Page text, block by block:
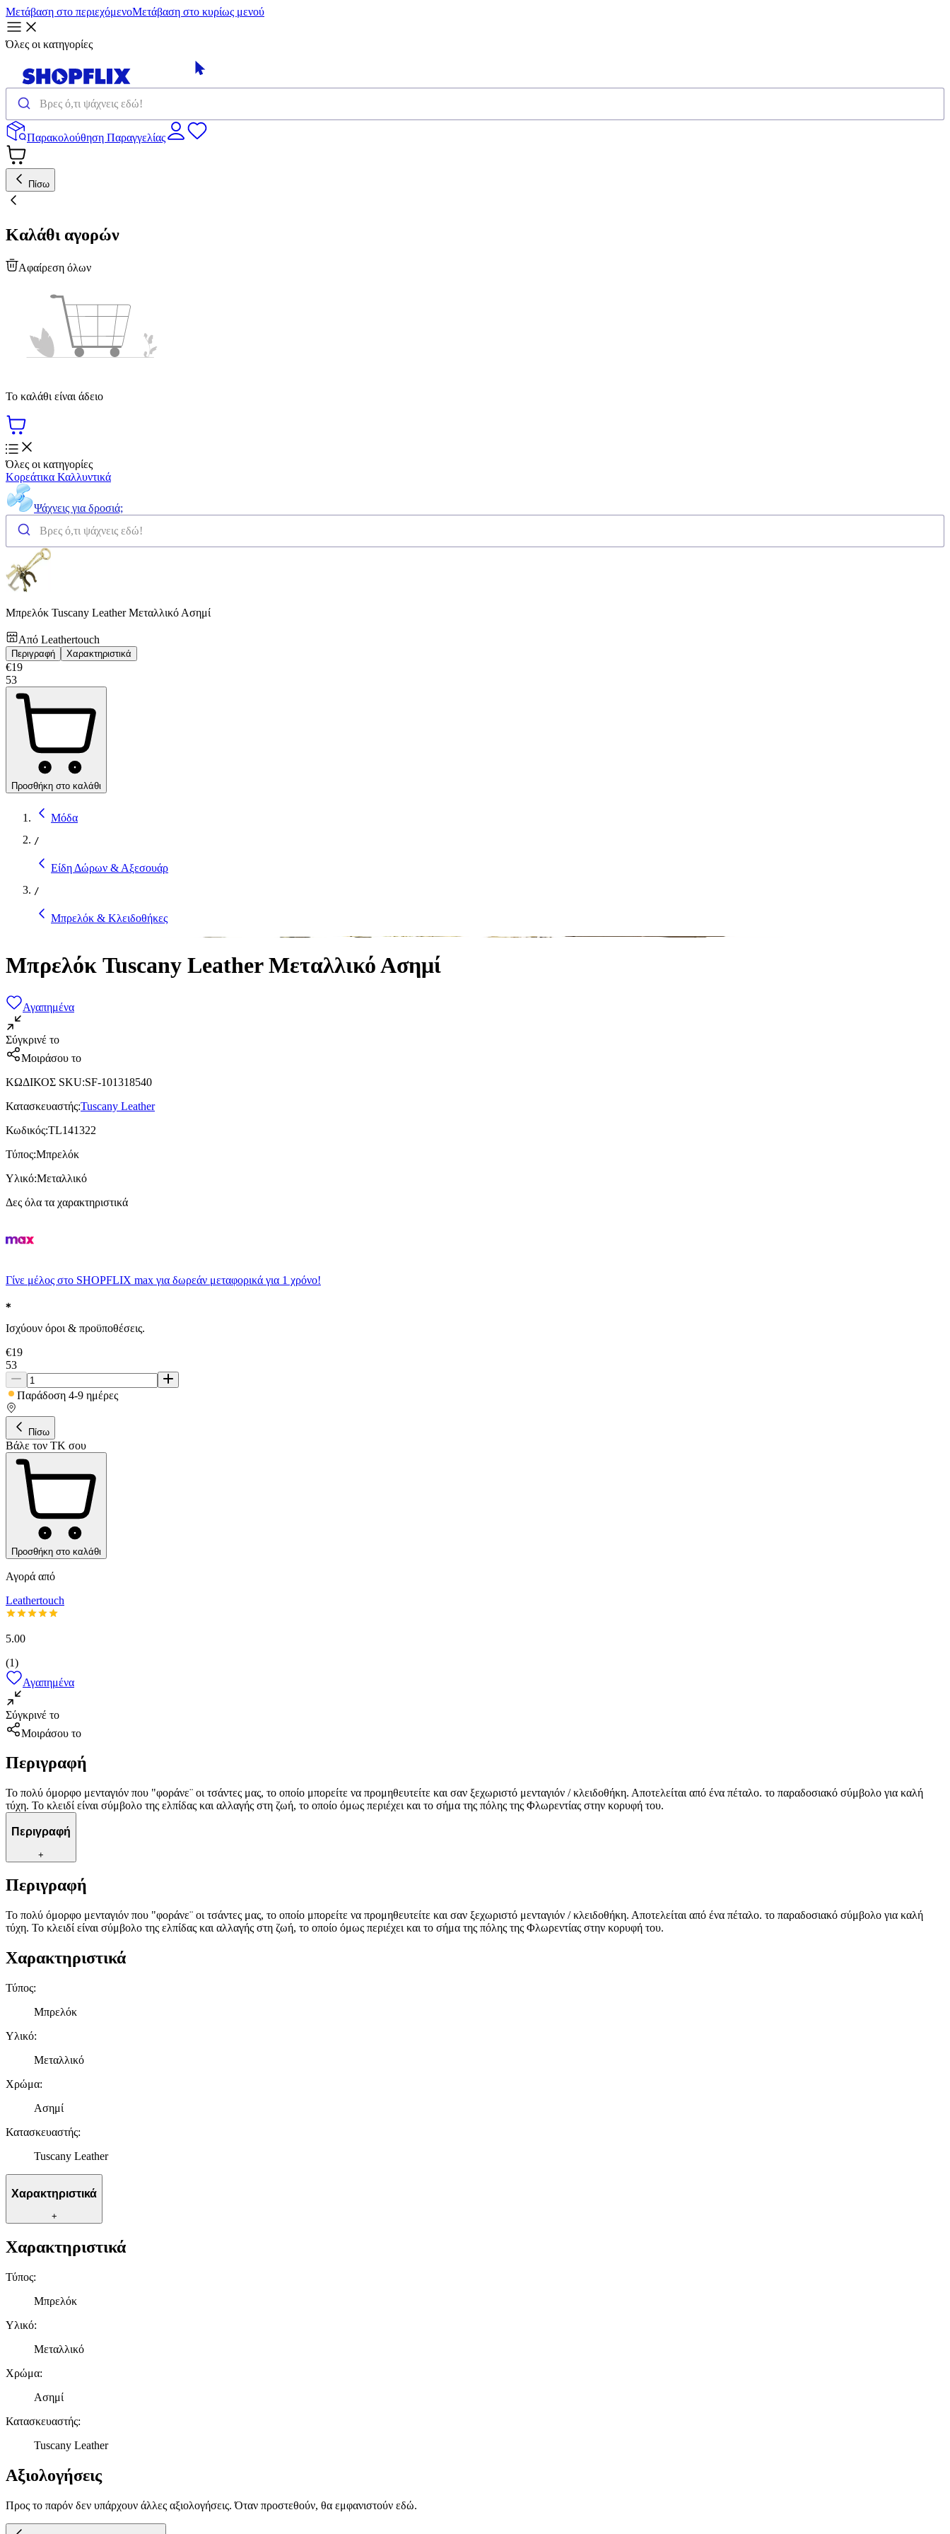
Μετάβαση στο περιεχόμενοΜετάβαση στο κυρίως μενού
Όλες οι κατηγορίες
Παρακολούθηση Παραγγελίας
Πίσω
Καλάθι αγορών
Αφαίρεση όλων
Το καλάθι είναι άδειο
Όλες οι κατηγορίες
Κορεάτικα Καλλυντικά
Ψάχνεις για δροσιά;
Μπρελόκ Tuscany Leather Μεταλλικό Ασημί
Από Leathertouch
Περιγραφή Χαρακτηριστικά
€19
53
Προσθήκη στο καλάθι
Μόδα
/
Είδη Δώρων & Αξεσουάρ
/
Μπρελόκ & Κλειδοθήκες
Μπρελόκ Tuscany Leather Μεταλλικό Ασημί
Αγαπημένα
Σύγκρινέ το
Μοιράσου το
ΚΩΔΙΚΟΣ SKU:SF-101318540
Κατασκευαστής:Tuscany Leather
Κωδικός:TL141322
Τύπος:Μπρελόκ
Υλικό:Μεταλλικό
Δες όλα τα χαρακτηριστικά
Γίνε μέλος στο SHOPFLIX max για δωρεάν μεταφορικά για 1 χρόνο!
Ισχύουν όροι & προϋποθέσεις.
€19
53
Παράδοση 4-9 ημέρες
Πίσω
Βάλε τον ΤΚ σου
Προσθήκη στο καλάθι
Αγορά από
Leathertouch
5.00
(1)
Αγαπημένα
Σύγκρινέ το
Μοιράσου το
Περιγραφή
To πολύ όμορφο μενταγιόν που "φοράνε¨ οι τσάντες μας, το οποίο μπορείτε να προμηθευτείτε και σαν ξεχωριστό μενταγιόν / κλειδοθήκη. Αποτελείται από ένα πέταλο. το παραδοσιακό σύμβολο για καλή
τύχη. Το κλειδί είναι σύμβολο της ελπίδας και αλλαγής στη ζωή, το οποίο όμως περιέχει και το σήμα της πόλης της Φλωρεντίας στην κορυφή του.
Περιγραφή
+
Περιγραφή
To πολύ όμορφο μενταγιόν που "φοράνε¨ οι τσάντες μας, το οποίο μπορείτε να προμηθευτείτε και σαν ξεχωριστό μενταγιόν / κλειδοθήκη. Αποτελείται από ένα πέταλο. το παραδοσιακό σύμβολο για καλή
τύχη. Το κλειδί είναι σύμβολο της ελπίδας και αλλαγής στη ζωή, το οποίο όμως περιέχει και το σήμα της πόλης της Φλωρεντίας στην κορυφή του.
Χαρακτηριστικά
Τύπος:
Μπρελόκ
Υλικό:
Μεταλλικό
Χρώμα:
Ασημί
Κατασκευαστής:
Tuscany Leather
Χαρακτηριστικά
+
Χαρακτηριστικά
Τύπος:
Μπρελόκ
Υλικό:
Μεταλλικό
Χρώμα:
Ασημί
Κατασκευαστής:
Tuscany Leather
Αξιολογήσεις
Προς το παρόν δεν υπάρχουν άλλες αξιολογήσεις. Όταν προστεθούν, θα εμφανιστούν εδώ.